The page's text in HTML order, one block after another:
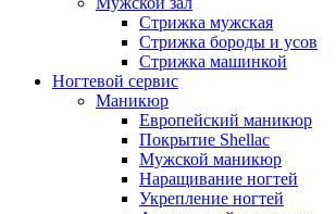
Стрижка мужская
Стрижка бороды и усов
Стрижка машинкой
Ногтевой сервис
Маникюр
Европейский маникюр
Покрытие Shellaс
Мужской маникюр
Наращивание ногтей
Укрепление ногтей